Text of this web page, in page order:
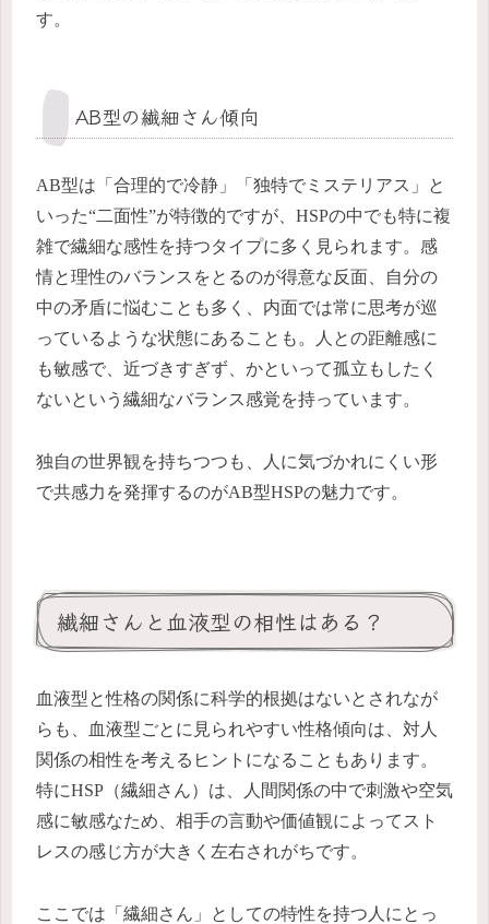
す。
AB型の繊細さん傾向
AB型は「合理的で冷静」「独特でミステリアス」と
いった“二面性”が特徴的ですが、HSPの中でも特に複
雑で繊細な感性を持つタイプに多く見られます。感
情と理性のバランスをとるのが得意な反面、自分の
中の矛盾に悩むことも多く、内面では常に思考が巡
っているような状態にあることも。人との距離感に
も敏感で、近づきすぎず、かといって孤立もしたく
ないという繊細なバランス感覚を持っています。
独自の世界観を持ちつつも、人に気づかれにくい形
で共感力を発揮するのがAB型HSPの魅力です。
繊細さんと血液型の相性はある？
血液型と性格の関係に科学的根拠はないとされなが
らも、血液型ごとに見られやすい性格傾向は、対人
関係の相性を考えるヒントになることもあります。
特にHSP（繊細さん）は、人間関係の中で刺激や空気
感に敏感なため、相手の言動や価値観によってスト
レスの感じ方が大きく左右されがちです。
ここでは「繊細さん」としての特性を持つ人にとっ